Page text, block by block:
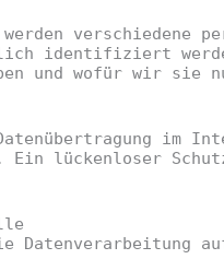
verschiedene
identifiziert
und wofür wir sie
im
Ein lückenloser